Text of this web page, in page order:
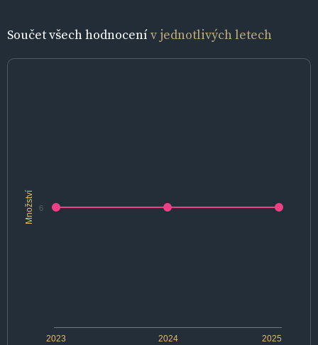
Součet všech hodnocenív jednotlivých letech
Množství
2024
2023 2025
6